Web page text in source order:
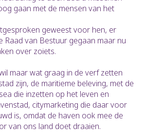
gaan met de mensen van het
geweest voor hen, er
Raad van Bestuur gegaan maar nu
over zoiets.
maar wat graag in de verf zetten
zijn, de maritieme beleving, met de
die inzetten op het leven en
citymarketing die daar voor
is, omdat de haven ook mee de
van ons land doet draaien.